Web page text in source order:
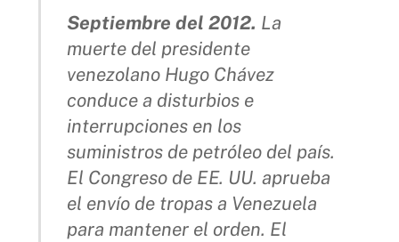
Septiembre del 2012. La
muerte del presidente
venezolano Hugo Chávez
conduce a disturbios e
interrupciones en los
suministros de petróleo del país.
El Congreso de EE. UU. aprueba
el envío de tropas a Venezuela
para mantener el orden. El